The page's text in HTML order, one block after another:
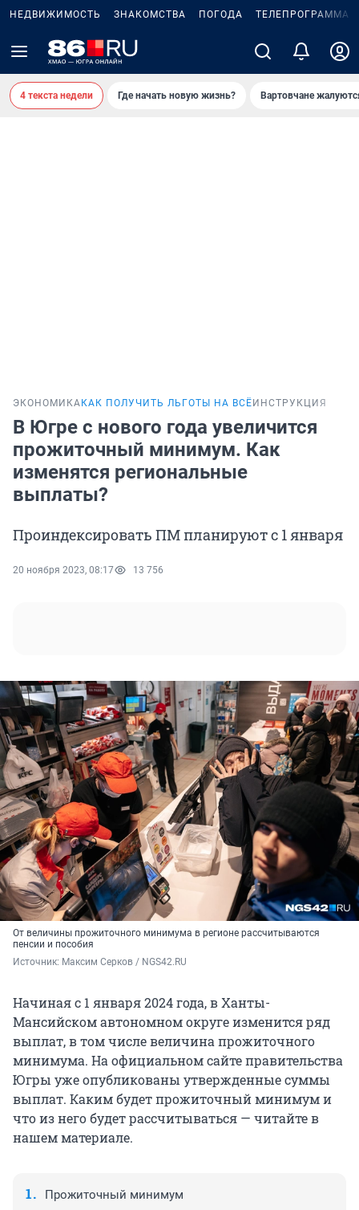
НЕДВИЖИМОСТЬ ЗНАКОМСТВА ПОГОДА ТЕЛЕПРОГРАММА
4 текста недели Где начать новую жизнь? Вартовчане
ЭКОНОМИКА КАК ПОЛУЧИТЬ ЛЬГОТЫ НА ВСЁ ИНСТРУКЦИЯ
В Югре с нового года увеличится
прожиточный минимум. Как
изменятся региональные
выплаты?
Проиндексировать ПМ планируют с 1 января
20 ноября 2023, 08:17 13 756
От величины прожиточного минимума в регионе рассчитываются
пенсии и пособия
Источник: Максим Серков / NGS42.RU
Начиная с 1 января 2024 года, в Ханты-
Мансийском автономном округе изменится ряд
выплат, в том числе величина прожиточного
минимума. На официальном сайте правительства
Югры уже опубликованы утвержденные суммы
выплат. Каким будет прожиточный минимум и
что из него будет рассчитываться — читайте в
нашем материале.
Прожиточный минимум